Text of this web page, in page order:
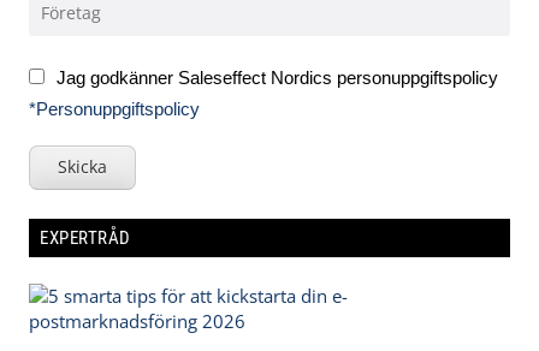
Jag godkänner Saleseffect Nordics personuppgiftspolicy
*Personuppgiftspolicy
Skicka
EXPERTRÅD